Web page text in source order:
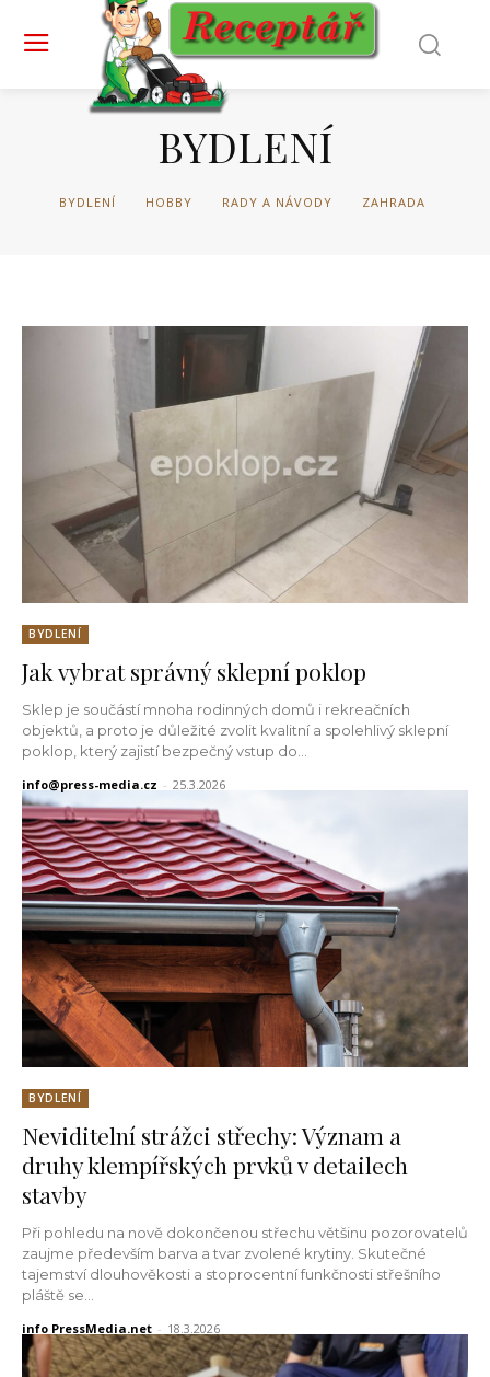
BYDLENÍ
BYDLENÍ HOBBY RADY A NÁVODY ZAHRADA
BYDLENÍ
Jak vybrat správný sklepní poklop
Sklep je součástí mnoha rodinných domů i rekreačních
objektů, a proto je důležité zvolit kvalitní a spolehlivý sklepní
poklop, který zajistí bezpečný vstup do...
info@press-media.cz - 25.3.2026
BYDLENÍ
Neviditelní strážci střechy: Význam a
druhy klempířských prvků v detailech
stavby
Při pohledu na nově dokončenou střechu většinu pozorovatelů
zaujme především barva a tvar zvolené krytiny. Skutečné
tajemství dlouhověkosti a stoprocentní funkčnosti střešního
pláště se...
info PressMedia.net - 18.3.2026